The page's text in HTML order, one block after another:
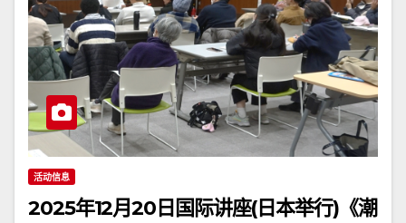
活动信息
2025年12月20日国际讲座(日本举行)《潮